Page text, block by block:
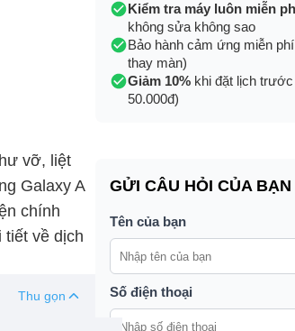
vỡ, liệt
Galaxy A
chính
tiết về dịch
Thu gọn
Kiểm tra máy luôn miễn
không sửa không sao
Bảo hành cảm ứng miễn
thay màn)
Giảm 10% khi đặt lịch
50.000đ)
GỬI CÂU HỎI CỦA BẠN
Tên của bạn
Số điện thoại